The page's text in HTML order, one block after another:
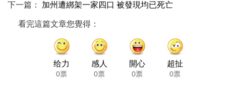
下一篇：
加州遭綁架一家四口 被發現均已死亡
看完這篇文章您覺得：
给力
0票
感人
0票
開心
0票
超扯
0票